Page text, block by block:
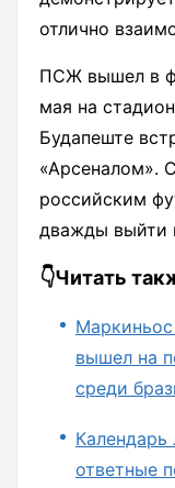
отлично
ПСЖ вышел в
мая на
Будапеште
«Арсеналом».
российским
дважды выйти
👇Читать
вышел на
среди
ответные